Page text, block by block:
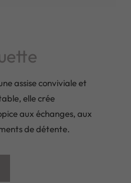
assise conviviale et
elle crée
aux échanges, aux
de détente.